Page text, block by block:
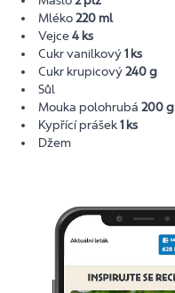
Mléko220 ml
Vejce4 ks
Cukr vanilkový1 ks
Cukr krupicový240 g
Sůl
Mouka polohrubá 200 g
Kypřící prášek1 ks
Džem